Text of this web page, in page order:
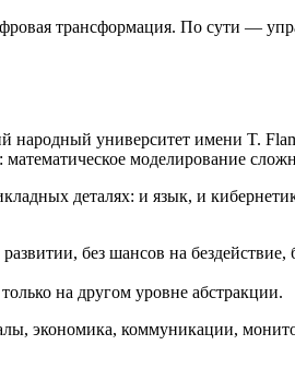
трансформация. По сути —
университет имени T.
моделирование
деталях: и язык, и
без шансов на бездействие,
на другом уровне абстракции.
экономика, коммуникации,